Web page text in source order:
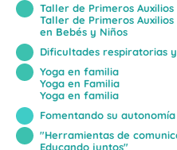
Taller de Primeros
Taller de Primeros
en Bebés y Niños
Dificultades respiratorias
Yoga en familia
Yoga en Familia
Yoga en familia
Fomentando su
"Herramientas de
Educando juntos"